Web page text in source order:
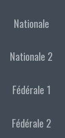
Nationale
Nationale 2
Fédérale 1
Fédérale 2